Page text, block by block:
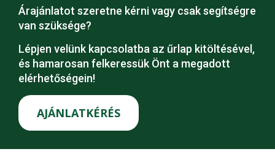
Árajánlatot szeretne kérni vagy csak segítségre
van szüksége?
Lépjen velünk kapcsolatba az űrlap kitöltésével,
és hamarosan felkeressük Önt a megadott
elérhetőségein!
AJÁNLATKÉRÉS